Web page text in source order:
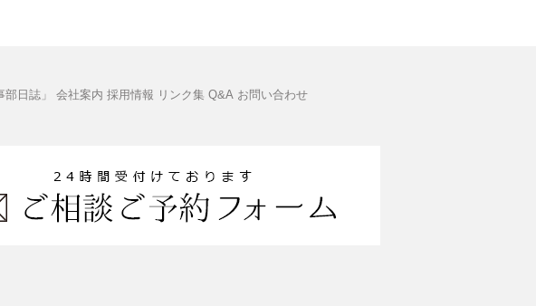
部日誌」 会社案内 採用情報 リンク集 Q&A お問い合わせ